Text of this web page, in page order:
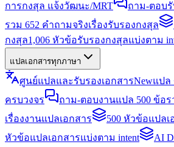
การกงสุล แจ้งวัฒนะ/MRT
ถาม-ตอบรั
รวม 652 คำถามจริงเรื่องรับรองกงสุล
กงสุล1,006 หัวข้อรับรองกงสุลแบ่งตาม
แปลเอกสารทุกภาษา
ศูนย์แปลและรับรองเอกสารNewแปล
ครบวงจร
ถาม-ตอบงานแปล 500 ข้อร
เรื่องงานแปลเอกสาร
500 หัวข้อแปล
หัวข้อแปลเอกสารแบ่งตาม intent
AI